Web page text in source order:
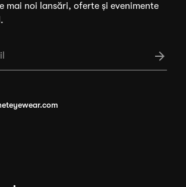
mai noi lansări, oferte și evenimente